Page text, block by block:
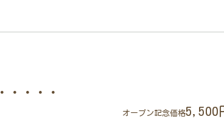
・・・・・
オープン記念価格5,500